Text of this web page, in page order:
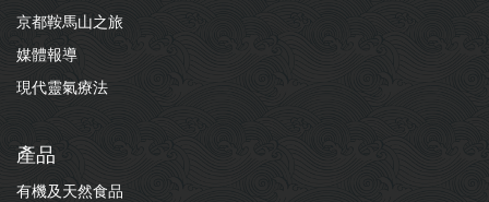
京都鞍馬山之旅
媒體報導
現代靈氣療法
產品
有機及天然食品